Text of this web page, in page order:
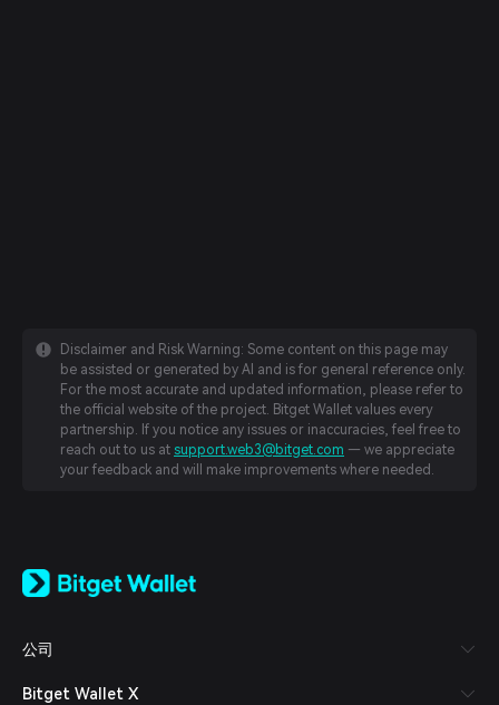
Disclaimer and Risk Warning: Some content on this page may
be assisted or generated by AI and is for general reference only.
For the most accurate and updated information, please refer to
the official website of the project. Bitget Wallet values every
partnership. If you notice any issues or inaccuracies, feel free to
reach out to us at support.web3@bitget.com — we appreciate
your feedback and will make improvements where needed.
日本語
Español (Latinoamérica)
Italiano
公司
Bitget Wallet X